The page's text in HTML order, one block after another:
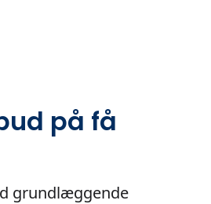
på få
grundlæggende